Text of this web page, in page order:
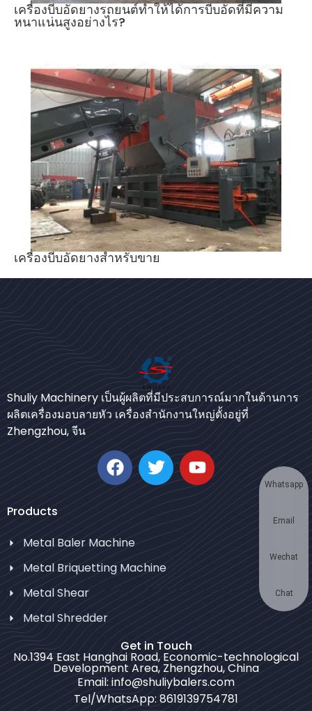
เครื่องบีบอัดยางรถยนต์ทำให้ได้การบีบอัดที่มีความ
หนาแน่นสูงอย่างไร?
เครื่องบีบอัดยางสำหรับขาย
Shuliy Machinery เป็นผู้ผลิตที่มีประสบการณ์มากในด้านการ
ผลิตเครื่องมอบลายหัว เครื่องสำนักงานใหญ่ตั้งอยู่ที่
Zhengzhou, จีน
Products
Metal Baler Machine
Metal Briquetting Machine
Metal Shear
Metal Shredder
Get in Touch
No.1394 East Hanghai Road, Economic-technological
Development Area, Zhengzhou, China
Email: info@shuliybalers.com
Tel/WhatsApp: 8619139754781
French
Arabic
Portuguese
German
Korean
Urdu
Whatsapp
Email
Wechat
Chat